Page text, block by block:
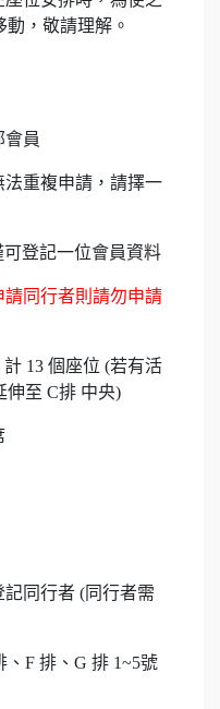
，敬請理解。
會員
重複申請，請擇一
可登記一位會員資料
同行者則請勿申請
13 個座位 (若有活
伸至 C排 中央)
同行者 (同行者需
F 排、G 排 1~5號